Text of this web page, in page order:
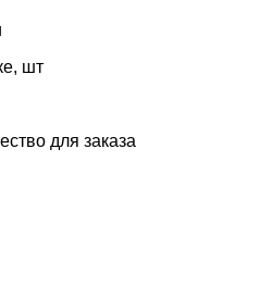
шт
для заказа